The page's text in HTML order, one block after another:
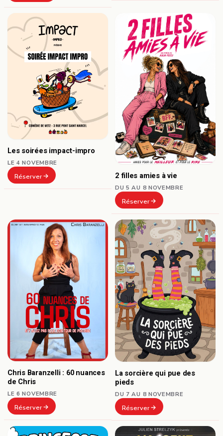
Les soirées impact-impro
LE 4 NOVEMBRE
Réserver 2 filles amies à vie
DU 5 AU 8 NOVEMBRE
Réserver
Chris Baranzelli : 60 nuances
de Chris
LE 6 NOVEMBRE
Réserver
La sorcière qui pue des
pieds
DU 7 AU 8 NOVEMBRE
Réserver